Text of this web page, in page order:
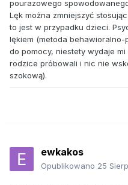
pourazowego
Lęk można zmniejszyć
to jest w przypadku dzieci.
lękiem (metoda
do pomocy, niestety wydaje
rodzice próbowali i nic nie
szokową).
ewkakos
Opublikowano 25